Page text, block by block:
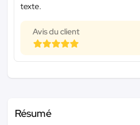
texte.
Avis du client
Résumé